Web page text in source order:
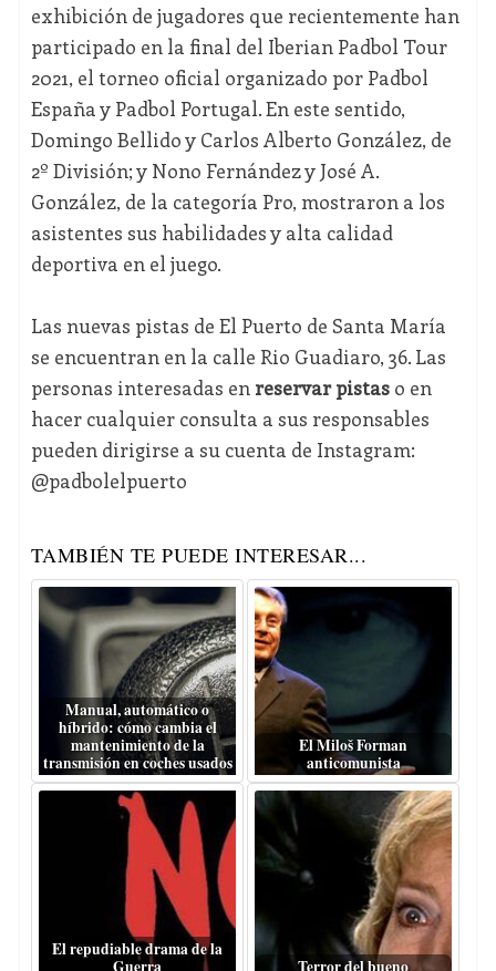
exhibición de jugadores que recientemente han
participado en la final del Iberian Padbol Tour
2021, el torneo oficial organizado por Padbol
España y Padbol Portugal. En este sentido,
Domingo Bellido y Carlos Alberto González, de
2º División; y Nono Fernández y José A.
González, de la categoría Pro, mostraron a los
asistentes sus habilidades y alta calidad
deportiva en el juego.
Las nuevas pistas de El Puerto de Santa María
se encuentran en la calle Rio Guadiaro, 36. Las
personas interesadas en reservar pistaso en
hacer cualquier consulta a sus responsables
pueden dirigirse a su cuenta de Instagram:
@padbolelpuerto
TAMBIÉN TE PUEDE INTERESAR...
Manual, automático o
híbrido: cómo cambia el
mantenimiento de la
transmisión en coches usados
El Miloš Forman
anticomunista
El repudiable drama de la